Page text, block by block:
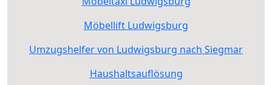
Möbellift Ludwigsburg
Umzugshelfer von Ludwigsburg nach Siegmar
Haushaltsauflösung